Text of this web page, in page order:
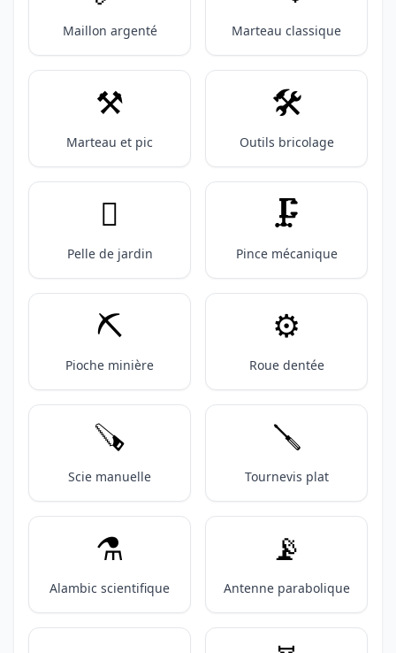
Maillon argenté Marteau classique
⚒️
Marteau et pic
🛠️
Outils bricolage
🪏
Pelle de jardin
🗜️
Pince mécanique
⛏️
Pioche minière
⚙️
Roue dentée
🪚
Scie manuelle
🪛
Tournevis plat
⚗️
Alambic scientifique
📡
Antenne parabolique